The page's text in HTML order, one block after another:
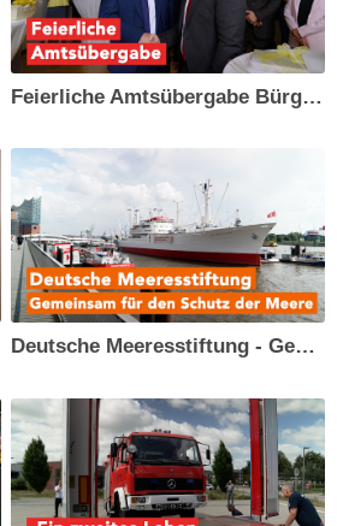
Feierliche Amtsübergabe Bürgermeisteramt Wismar
Deutsche Meeresstiftung - Gemeinsam für den Schutz der Meere